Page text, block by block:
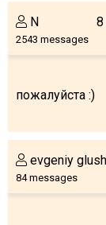
N
2543 messages
8
пожалуйста :)
evgeniy
84 messages